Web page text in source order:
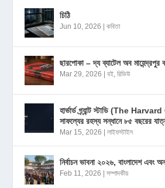
চিঠি
Jun 10, 2026 |কবিতা
ছারপোকা – দ্য ব্যাটেল অব মাহেন্দ্রপুর
Mar 29, 2026 |বই,রিভিউ
হার্ভার্ড গ্র্যান্ট স্টাডি (The
সাফল্যের রহস্য সন্ধানে ৮৫ বছরের
Mar 15, 2026 |লাইফস্টাইল
নির্বাচন ভাবনা ২০২৬, বাংলাদেশ এবং
Feb 11, 2026 |সম্পাদকীয়